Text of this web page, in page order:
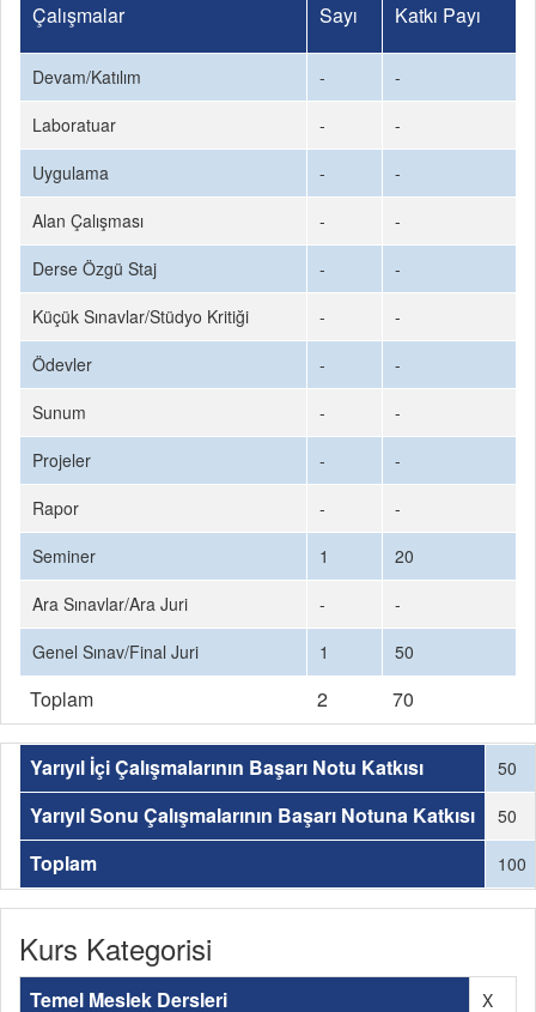
Çalışmalar Sayı Katkı Payı
Devam/Katılım -
-
Laboratuar
-
-
Uygulama
-
-
Alan Çalışması
-
-
Derse Özgü Staj
-
-
Küçük Sınavlar/Stüdyo Kritiği
-
-
Ödevler
-
-
Sunum
-
-
Projeler
-
-
Rapor
-
-
Seminer
1
20
Ara Sınavlar/Ara Juri
-
-
Genel Sınav/Final Juri
1 50
Toplam 2 70
Yarıyıl İçi Çalışmalarının Başarı Notu Katkısı 50
Yarıyıl Sonu Çalışmalarının Başarı Notuna Katkısı 50
Toplam 100
Kurs Kategorisi
Temel Meslek Dersleri X